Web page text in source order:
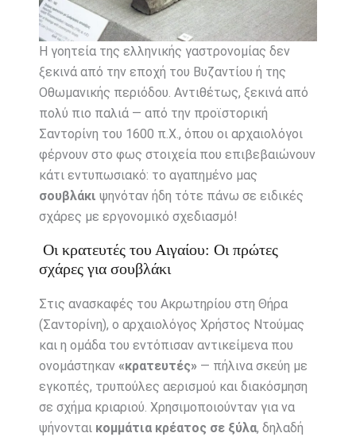
Η γοητεία της ελληνικής γαστρονομίας δεν
ξεκινά από την εποχή του Βυζαντίου ή της
Οθωμανικής περιόδου. Αντιθέτως, ξεκινά από
πολύ πιο παλιά — από την προϊστορική
Σαντορίνη του 1600 π.Χ., όπου οι αρχαιολόγοι
φέρνουν στο φως στοιχεία που επιβεβαιώνουν
κάτι εντυπωσιακό: το αγαπημένο μας
σουβλάκι ψηνόταν ήδη τότε πάνω σε ειδικές
σχάρες με εργονομικό σχεδιασμό!
Οι κρατευτές του Αιγαίου: Οι πρώτες
σχάρες για σουβλάκι
Στις ανασκαφές του Ακρωτηρίου στη Θήρα
(Σαντορίνη), ο αρχαιολόγος Χρήστος Ντούμας
και η ομάδα του εντόπισαν αντικείμενα που
ονομάστηκαν «κρατευτές»— πήλινα σκεύη με
εγκοπές, τρυπούλες αερισμού και διακόσμηση
σε σχήμα κριαριού. Χρησιμοποιούνταν για να
ψήνονται κομμάτια κρέατος σε ξύλα, δηλαδή